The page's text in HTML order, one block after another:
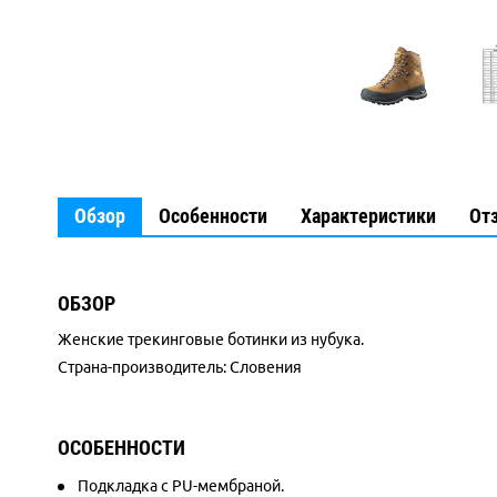
Обзор Особенности Характеристики
ОБЗОР
Женские трекинговые ботинки из нубука.
Страна-производитель: Словения
ОСОБЕННОСТИ
Подкладка с PU-мембраной.